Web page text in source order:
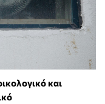
και